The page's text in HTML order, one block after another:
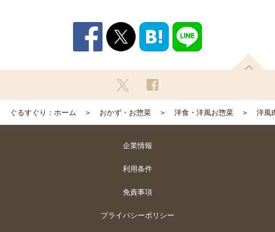
ぐるすぐり：ホーム おかず・お惣菜 洋食・洋風お惣菜 洋風
企業情報
利用条件
免責事項
プライバシーポリシー